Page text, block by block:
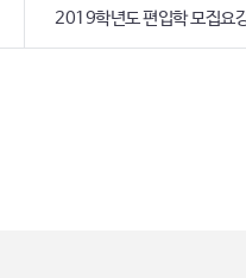
2019학년도 편입학 모집요